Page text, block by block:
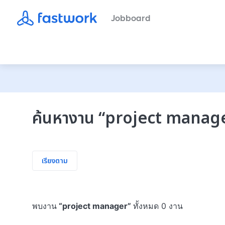
Jobboard
ค้นหางาน “project
เรียงตาม
พบงาน “project manager” ทั้งหมด 0 งาน